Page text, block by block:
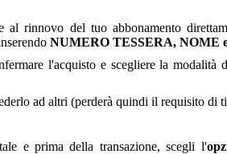
rinnovo del tuo abbonamento
NUMERO TESSERA, NOME
l'acquisto e scegliere la
ad altri (perderà quindi il requisito di
e prima della transazione, scegli l'